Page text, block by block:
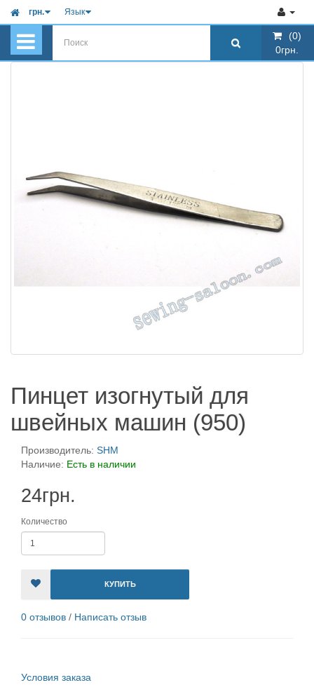
грн. Язык
(0)
0грн.
Пинцет изогнутый для
швейных машин (950)
Производитель: SHM
Наличие: Есть в наличии
24грн.
Количество
КУПИТЬ
0 отзывов / Написать отзыв
Условия заказа